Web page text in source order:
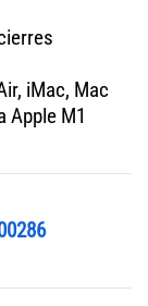
iMac, Mac
Apple M1